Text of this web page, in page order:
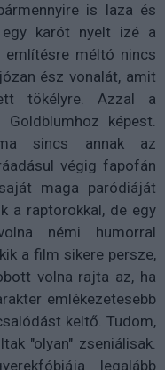
is laza és
karót nyelt izé a
említésre méltó nincs
ész vonalát, amit
tökélyre. Azzal a
képest.
sincs annak az
végig fapofán
maga paródiáját
a raptorokkal, de egy
némi humorral
a film sikere persze,
volna rajta az, ha
emlékezetesebb
keltő. Tudom,
"olyan" zseniálisak.
legalább